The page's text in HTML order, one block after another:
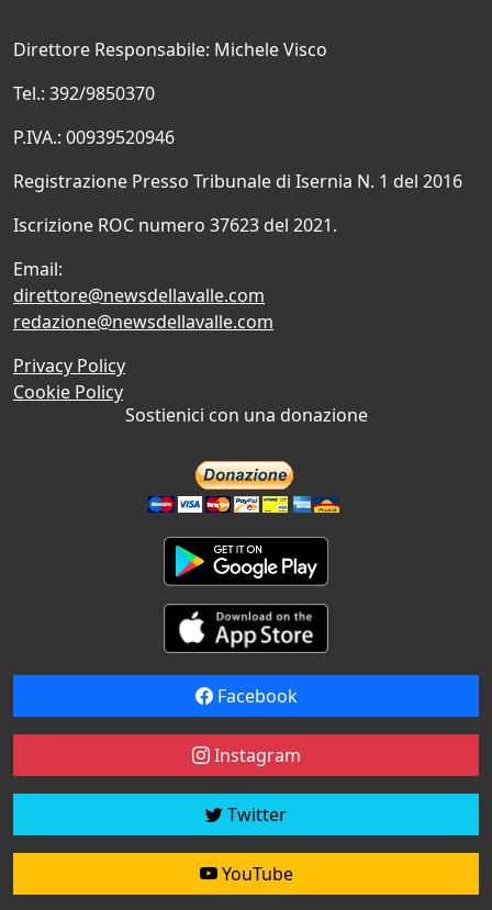
Direttore Responsabile: Michele Visco
Tel.: 392/9850370
P.IVA.: 00939520946
Registrazione Presso Tribunale di Isernia N. 1 del 2016
Iscrizione ROC numero 37623 del 2021.
Email:
direttore@newsdellavalle.com
redazione@newsdellavalle.com
Privacy Policy
Cookie Policy
Sostienici con una donazione
Facebook
Instagram
Twitter
YouTube